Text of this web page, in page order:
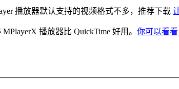
播放器默认支持的视频格式不多，推荐下载
播放器比 QuickTime 好用。 你可以看